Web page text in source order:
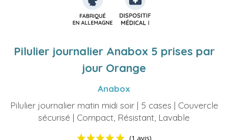
Pilulier journalier Anabox 5 prises par
jour Orange
Anabox
Pilulier journalier matin midi soir | 5 cases | Couvercle
sécurisé | Compact, Résistant, Lavable